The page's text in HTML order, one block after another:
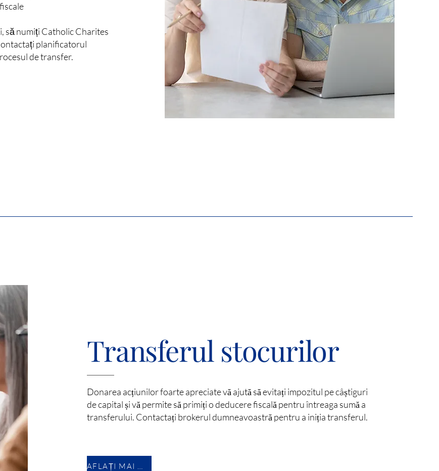
să numiți Catholic Charites
planificatorul
de transfer.
Transferul stocurilor
Donarea acțiunilor foarte apreciate vă ajută să evitați impozitul pe câștiguri
de capital și vă permite să primiți o deducere fiscală pentru întreaga sumă a
transferului. Contactați brokerul dumneavoastră pentru a iniția transferul.